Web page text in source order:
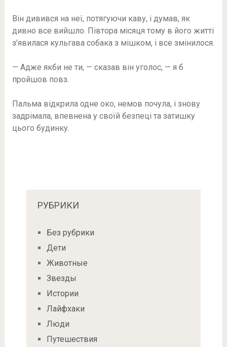
Він дивився на неї, потягуючи каву, і думав, як
дивно все вийшло. Півтора місяця тому в його житті
з’явилася кульгава собака з мішком, і все змінилося.
— Адже якби не ти, — сказав він уголос, — я б
пройшов повз.
Пальма відкрила одне око, немов почула, і знову
задрімала, впевнена у своїй безпеці та затишку
цього будинку.
РУБРИКИ
Без рубрики
Дети
Животные
Звезды
Истории
Лайфхаки
Люди
Путешествия